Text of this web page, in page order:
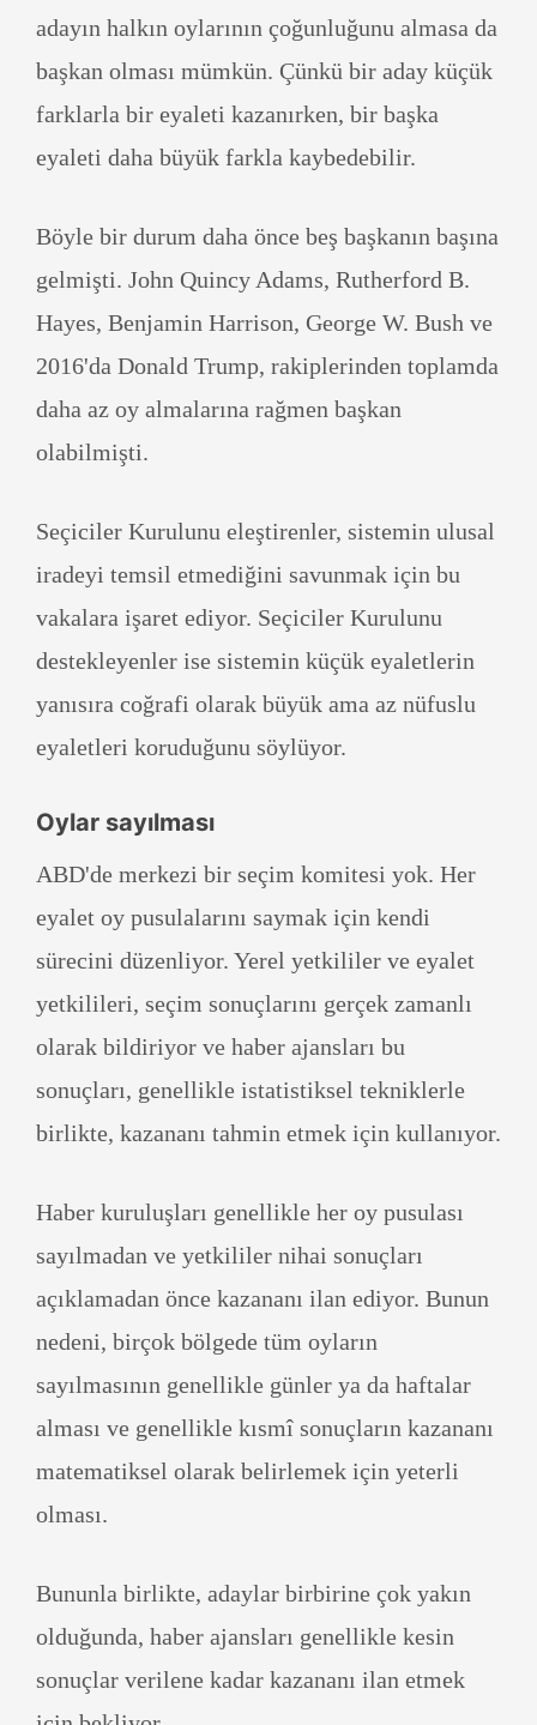
adayın halkın oylarının çoğunluğunu almasa da
başkan olması mümkün. Çünkü bir aday küçük
farklarla bir eyaleti kazanırken, bir başka
eyaleti daha büyük farkla kaybedebilir.
Böyle bir durum daha önce beş başkanın başına
gelmişti. John Quincy Adams, Rutherford B.
Hayes, Benjamin Harrison, George W. Bush ve
2016'da Donald Trump, rakiplerinden toplamda
daha az oy almalarına rağmen başkan
olabilmişti.
Seçiciler Kurulunu eleştirenler, sistemin ulusal
iradeyi temsil etmediğini savunmak için bu
vakalara işaret ediyor. Seçiciler Kurulunu
destekleyenler ise sistemin küçük eyaletlerin
yanısıra coğrafi olarak büyük ama az nüfuslu
eyaletleri koruduğunu söylüyor.
Oylar sayılması
ABD'de merkezi bir seçim komitesi yok. Her
eyalet oy pusulalarını saymak için kendi
sürecini düzenliyor. Yerel yetkililer ve eyalet
yetkilileri, seçim sonuçlarını gerçek zamanlı
olarak bildiriyor ve haber ajansları bu
sonuçları, genellikle istatistiksel tekniklerle
birlikte, kazananı tahmin etmek için kullanıyor.
Haber kuruluşları genellikle her oy pusulası
sayılmadan ve yetkililer nihai sonuçları
açıklamadan önce kazananı ilan ediyor. Bunun
nedeni, birçok bölgede tüm oyların
sayılmasının genellikle günler ya da haftalar
alması ve genellikle kısmî sonuçların kazananı
matematiksel olarak belirlemek için yeterli
olması.
Bununla birlikte, adaylar birbirine çok yakın
olduğunda, haber ajansları genellikle kesin
sonuçlar verilene kadar kazananı ilan etmek